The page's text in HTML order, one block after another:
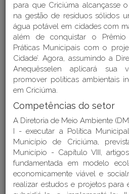
Home Institucional > Estrutura
PREFEITURA
Última atualização:
para que Criciúma alcançasse
na gestão de resíduos sólidos
água potável em cidades com
além de conquistar o
Práticas Municipais com o
Cidade’. Agora, assumindo a
Anequêsselen aplicará sua
promover políticas ambientais
em Criciúma.
Competências do setor
A Diretoria de Meio Ambiente
I - executar a Política
Município de Criciúma,
Município - Capítulo VIII, artigos
fundamentada em modelo
economicamente viável e
realizar estudos e projetos para